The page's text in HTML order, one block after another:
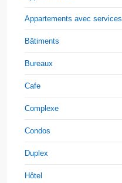
Appartements avec services
Bâtiments
Bureaux
Cafe
Complexe
Condos
Duplex
Hôtel